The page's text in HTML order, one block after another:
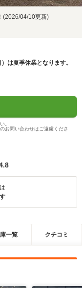
(2026/04/10更新)
は夏季休業となります。
。
お問い合わせはご遠慮くださ
一覧 クチコミ